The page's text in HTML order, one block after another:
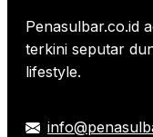
Penasulbar.co.id
terkini seputar
lifestyle.